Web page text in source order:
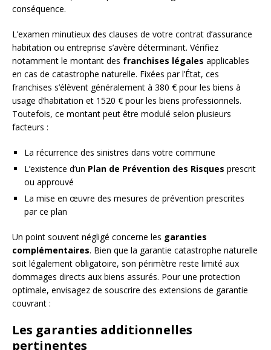
conséquence.
L’examen minutieux des clauses de votre contrat d’assurance
habitation ou entreprise s’avère déterminant. Vérifiez
notamment le montant des franchises légales applicables
en cas de catastrophe naturelle. Fixées par l’État, ces
franchises s’élèvent généralement à 380 € pour les biens à
usage d’habitation et 1520 € pour les biens professionnels.
Toutefois, ce montant peut être modulé selon plusieurs
facteurs :
La récurrence des sinistres dans votre commune
L’existence d’un Plan de Prévention des Risques prescrit
ou approuvé
La mise en œuvre des mesures de prévention prescrites
par ce plan
Un point souvent négligé concerne les garanties
complémentaires. Bien que la garantie catastrophe naturelle
soit légalement obligatoire, son périmètre reste limité aux
dommages directs aux biens assurés. Pour une protection
optimale, envisagez de souscrire des extensions de garantie
couvrant :
Les garanties additionnelles
pertinentes